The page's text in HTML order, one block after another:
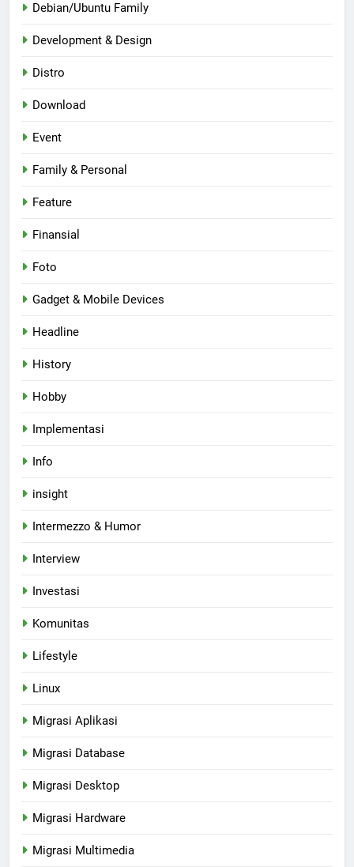
Debian/Ubuntu Family
Development & Design
Distro
Download
Event
Family & Personal
Feature
Finansial
Foto
Gadget & Mobile Devices
Headline
History
Hobby
Implementasi
Info
insight
Intermezzo & Humor
Interview
Investasi
Komunitas
Lifestyle
Linux
Migrasi Aplikasi
Migrasi Database
Migrasi Desktop
Migrasi Hardware
Migrasi Multimedia